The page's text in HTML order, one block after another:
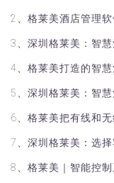
2、格莱美酒店管理
3、深圳格莱美：智
4、格莱美打造的智
5、深圳格莱美：智
6、格莱美把有线和
7、深圳格莱美：选
8、格莱美｜智能控